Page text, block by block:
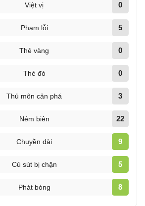
Việt vị 0
Phạm lỗi 5
Thẻ vàng 0
Thẻ đỏ 0
Thủ môn cản phá 3
Ném biên 22
Chuyền dài 9
Cú sút bị chặn 5
Phát bóng 8